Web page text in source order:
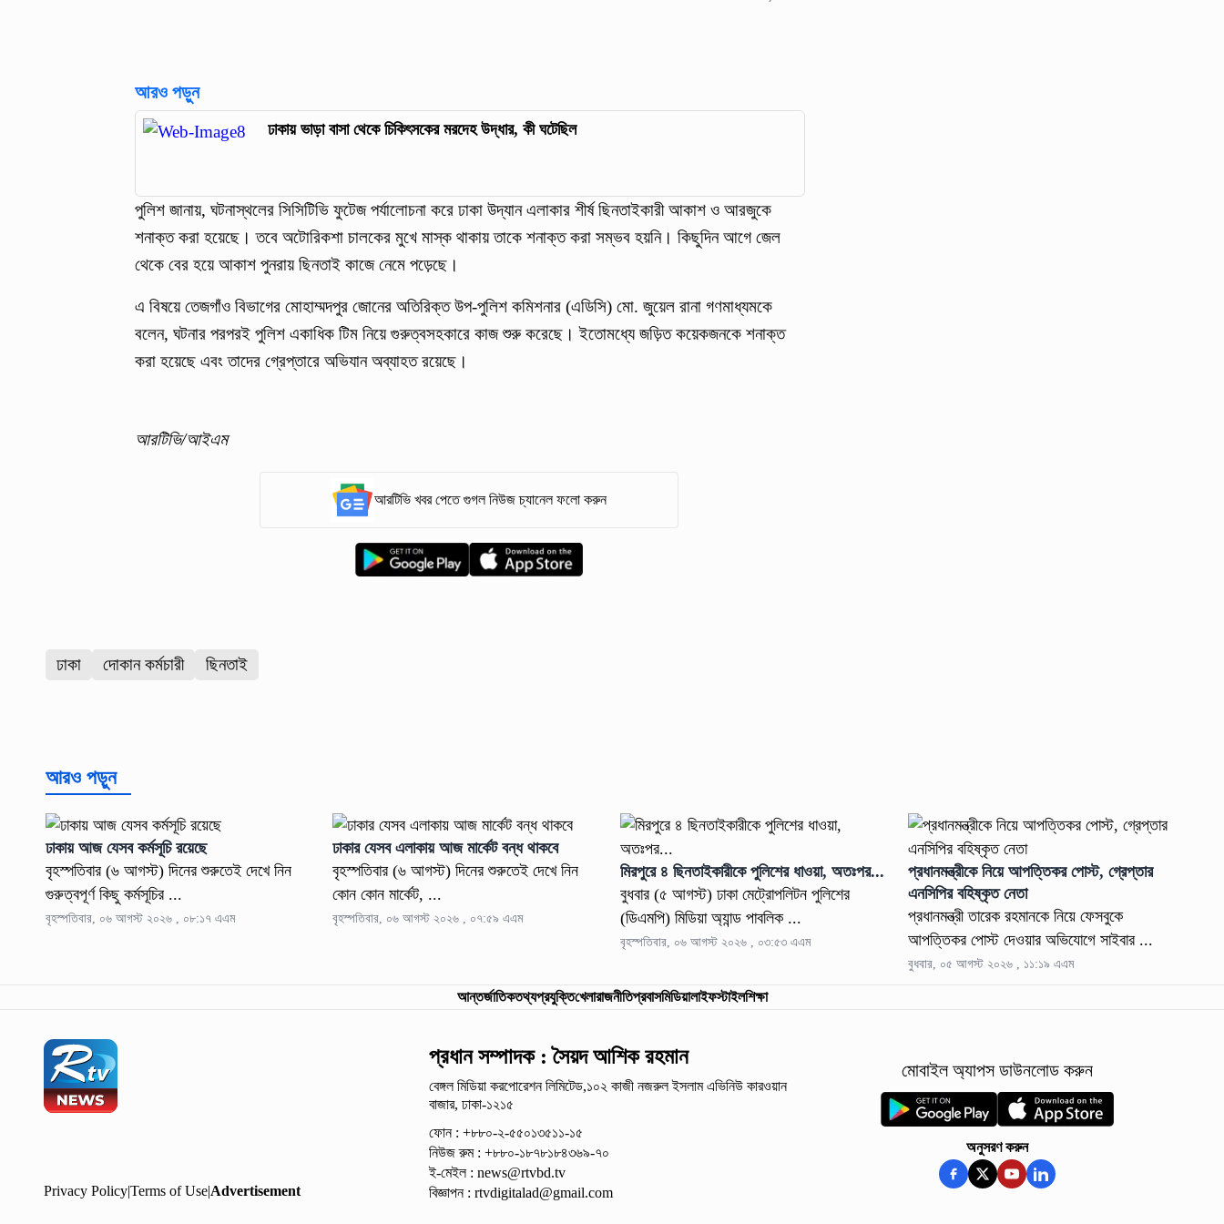
আরও পড়ুন
ঢাকায় ভাড়া বাসা থেকে চিকিৎসকের মরদেহ উদ্ধার, কী ঘটেছিল
পুলিশ জানায়, ঘটনাস্থলের সিসিটিভি ফুটেজ পর্যালোচনা করে ঢাকা উদ্যান এলাকার শীর্ষ ছিনতাইকারী আকাশ ও আরজুকে
শনাক্ত করা হয়েছে। তবে অটোরিকশা চালকের মুখে মাস্ক থাকায় তাকে শনাক্ত করা সম্ভব হয়নি। কিছুদিন আগে জেল
থেকে বের হয়ে আকাশ পুনরায় ছিনতাই কাজে নেমে পড়েছে।
এ বিষয়ে তেজগাঁও বিভাগের মোহাম্মদপুর জোনের অতিরিক্ত উপ-পুলিশ কমিশনার (এডিসি) মো. জুয়েল রানা গণমাধ্যমকে
বলেন, ঘটনার পরপরই পুলিশ একাধিক টিম নিয়ে গুরুত্বসহকারে কাজ শুরু করেছে। ইতোমধ্যে জড়িত কয়েকজনকে শনাক্ত
করা হয়েছে এবং তাদের গ্রেপ্তারে অভিযান অব্যাহত রয়েছে।
আরটিভি/আইএম
আরটিভি খবর পেতে গুগল নিউজ চ্যানেল ফলো করুন
ঢাকা দোকান কর্মচারী ছিনতাই
আরও পড়ুন
ঢাকায় আজ যেসব কর্মসূচি রয়েছে
বৃহস্পতিবার (৬ আগস্ট) দিনের শুরুতেই দেখে নিন
গুরুত্বপূর্ণ কিছু কর্মসূচির ...
বৃহস্পতিবার, ০৬ আগস্ট ২০২৬ , ০৮:১৭ এএম
ঢাকার যেসব এলাকায় আজ মার্কেট বন্ধ থাকবে
বৃহস্পতিবার (৬ আগস্ট) দিনের শুরুতেই দেখে নিন
কোন কোন মার্কেট, ...
বৃহস্পতিবার, ০৬ আগস্ট ২০২৬ , ০৭:৫৯ এএম
মিরপুরে ৪ ছিনতাইকারীকে পুলিশের ধাওয়া, অতঃপর...
বুধবার (৫ আগস্ট) ঢাকা মেট্রোপলিটন পুলিশের
(ডিএমপি) মিডিয়া অ্যান্ড পাবলিক ...
বৃহস্পতিবার, ০৬ আগস্ট ২০২৬ , ০৩:৫৩ এএম
প্রধানমন্ত্রীকে নিয়ে আপত্তিকর পোস্ট, গ্রেপ্তার
এনসিপির বহিষ্কৃত নেতা
প্রধানমন্ত্রী তারেক রহমানকে নিয়ে ফেসবুকে
আপত্তিকর পোস্ট দেওয়ার অভিযোগে সাইবার ...
বুধবার, ০৫ আগস্ট ২০২৬ , ১১:১৯ এএম
আন্তর্জাতিকতথ্যপ্রযুক্তিখেলারাজনীতিপ্রবাসমিডিয়ালাইফস্টাইলশিক্ষা
Privacy Policy|Terms of Use|Advertisement
প্রধান সম্পাদক : সৈয়দ আশিক রহমান
বেঙ্গল মিডিয়া করপোরেশন লিমিটেড,১০২ কাজী নজরুল ইসলামএভিনিউ কারওয়ান
বাজার, ঢাকা-১২১৫
ফোন : +৮৮০-২-৫৫০১৩৫১১-১৫
নিউজ রুম : +৮৮০-১৮৭৮১৮৪৩৬৯-৭০
ই-মেইল : news@rtvbd.tv
বিজ্ঞাপন : rtvdigitalad@gmail.com
মোবাইল অ্যাপস ডাউনলোড করুন
অনুসরণ করুন